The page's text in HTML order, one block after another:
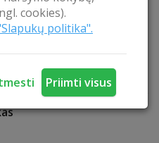
cookies).
politika".
Priimti visus